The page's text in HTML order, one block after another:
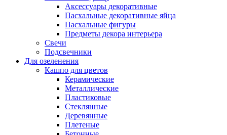
Аксессуары декоративные
Пасхальные декоративные яйца
Пасхальные фигуры
Предметы декора интерьера
Свечи
Подсвечники
Для озеленения
Кашпо для цветов
Керамические
Металлические
Пластиковые
Стеклянные
Деревянные
Плетеные